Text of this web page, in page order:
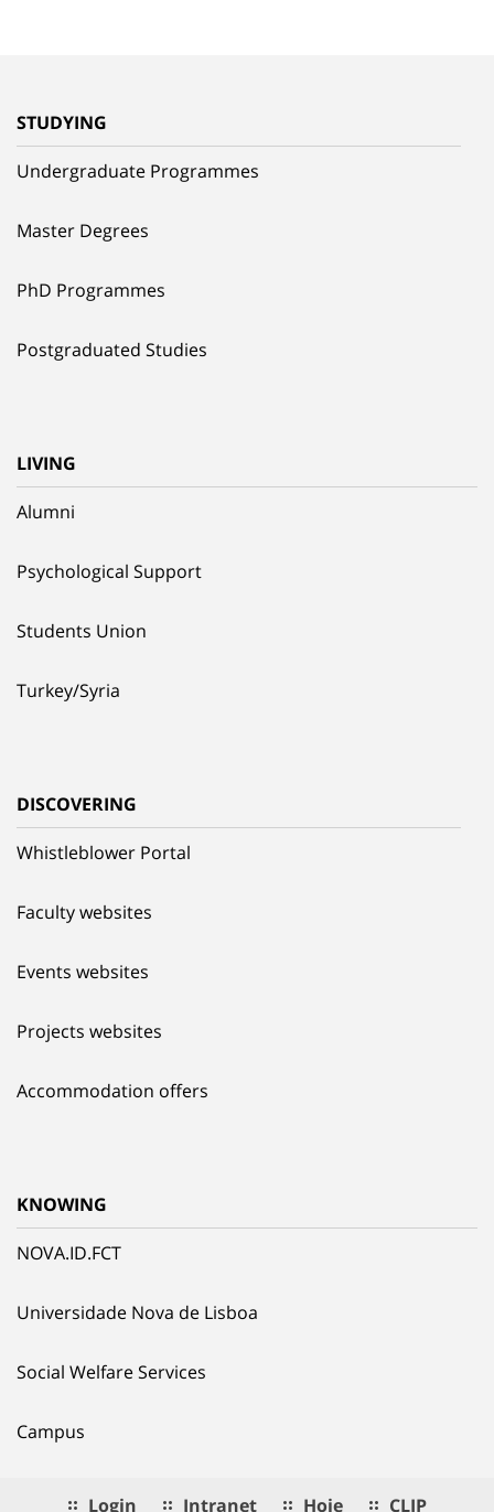
STUDYING
Undergraduate Programmes
Master Degrees
PhD Programmes
Postgraduated Studies
LIVING
Alumni
Psychological Support
Students Union
Turkey/Syria
DISCOVERING
Whistleblower Portal
Faculty websites
Events websites
Projects websites
Accommodation offers
KNOWING
NOVA.ID.FCT
Universidade Nova de Lisboa
Social Welfare Services
Campus
Login Intranet Hoje CLIP